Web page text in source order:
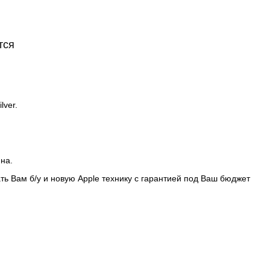
Вам б/у и новую Apple технику с гарантией под Ваш бюджет